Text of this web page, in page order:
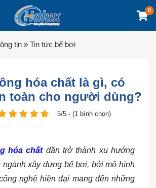
0
tin » Tin tức bể bơi
hóa chất là gì, có
toàn cho người dùng?
5/5 - (1 bình chọn)
hóa chất dần trở thành xu hướng
ngành xây dựng bể bơi, bởi mô hình
nghệ hiện đại mang đến những